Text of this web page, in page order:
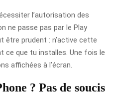
l’autorisation des
ne passe pas par le Play
être prudent : n’active cette
ce que tu installes. Une fois le
affichées à l’écran.
? Pas de soucis